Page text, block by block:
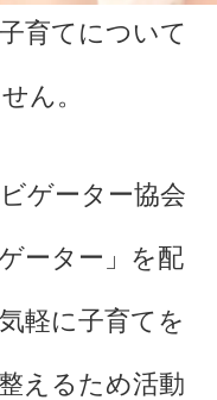
育てについて
ん。
ゲーター協会
ーター」を配
軽に子育てを
えるため活動